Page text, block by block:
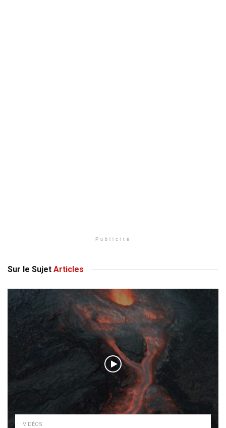
Publicité
Sur le Sujet Articles
VIDÉOS